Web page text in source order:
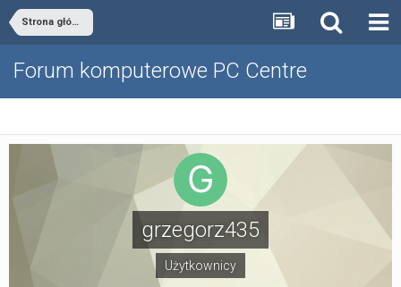
Strona główna
Forum komputerowe PC Centre
grzegorz435
Użytkownicy